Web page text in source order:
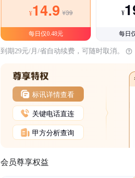
¥14.9 ¥39
每日仅0.48元
¥
每日
到期29元/月/省自动续费，可随时取消。
标讯详情查看
关键电话直连
甲方分析查询
会员尊享权益